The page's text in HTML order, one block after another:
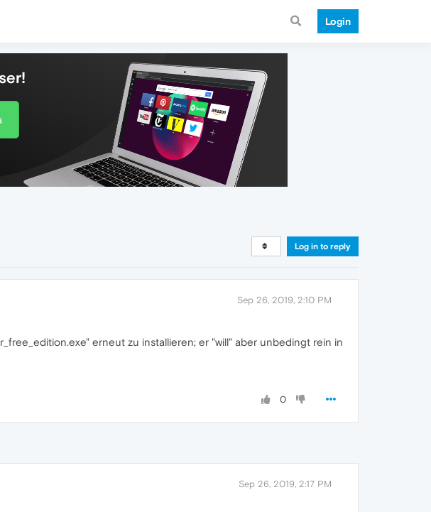
Login
Log in to reply
Sep 26, 2019, 2:10 PM
erneut zu installieren; er "will" aber unbedingt rein in
0
Sep 26, 2019, 2:17 PM